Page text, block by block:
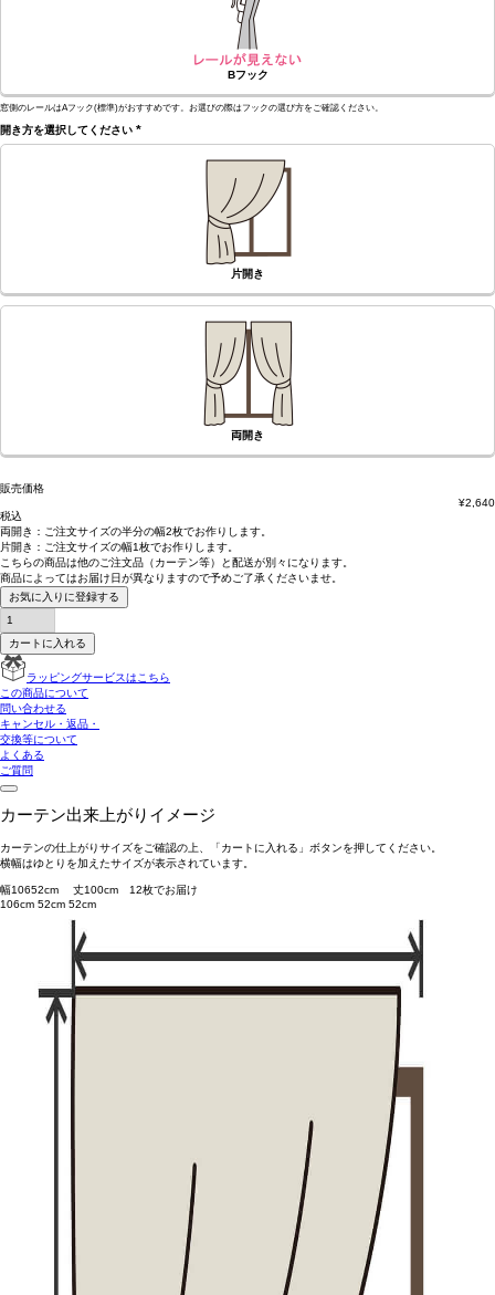
Bフック
窓側のレールはAフック(標準)がおすすめです。お選びの際はフックの選び方をご確認ください。
開き方を選択してください
(必
片開き
両開き
販売価格
¥2,640
税込
両開き： ご注文サイズの半分の幅2枚でお作りします。
片開き： ご注文サイズの幅1枚でお作りします。
こちらの商品は他のご注文品（カーテン等）と配送が別々 になります。
商品によってはお届け日が異なりますので予めご了承くださいませ。
お気に入りに登録する
カートに入れる
ラッピングサービスはこちら
この商品について
問い合わせる
キャンセル・返品・
交換等について
よくある
ご質問
カーテン出来上がりイメージ
カーテンの仕上がりサイズをご確認の上、「カートに入れる」ボタンを押してください。
横幅はゆとりを加えたサイズが表示されています。
幅10652cm 丈100cm 12枚でお届け
106cm 52cm 52cm